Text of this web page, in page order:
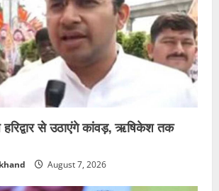
से उठाएंगे कांवड़, ऋषिकेश तक
August 7, 2026